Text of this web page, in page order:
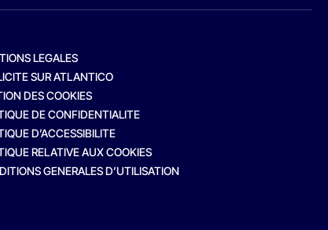
LEGALES
SUR ATLANTICO
DES COOKIES
DE CONFIDENTIALITE
D’ACCESSIBILITE
RELATIVE AUX COOKIES
GENERALES D’UTILISATION